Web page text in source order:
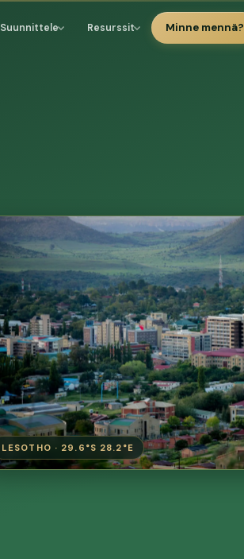
Suunnittele Resurssit Minne mennä?
LESOTHO · 29.6°S 28.2°E